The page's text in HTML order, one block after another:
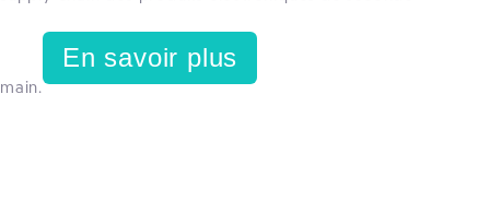
main.
En savoir plus